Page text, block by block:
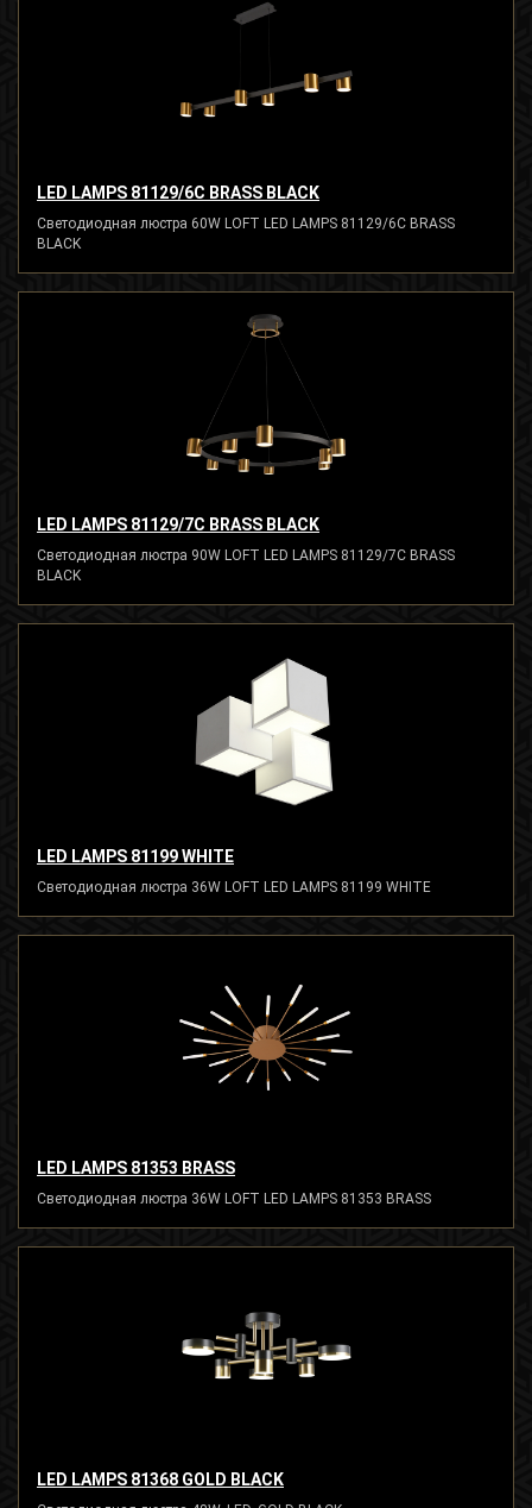
LED LAMPS 81129/6C BRASS BLACK
Светодиодная люстра 60W LOFT LED LAMPS 81129/6C BRASS
BLACK
LED LAMPS 81129/7C BRASS BLACK
Светодиодная люстра 90W LOFT LED LAMPS 81129/7C BRASS
BLACK
LED LAMPS 81199 WHITE
Светодиодная люстра 36W LOFT LED LAMPS 81199 WHITE
LED LAMPS 81353 BRASS
Светодиодная люстра 36W LOFT LED LAMPS 81353 BRASS
LED LAMPS 81368 GOLD BLACK